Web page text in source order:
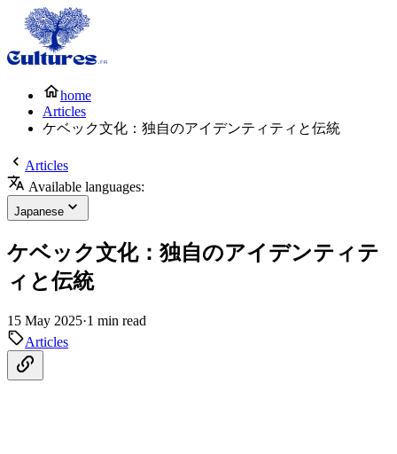
home
Articles
ケベック文化：独自のアイデンティティと伝統
Articles
Available languages:
Japanese
ケベック文化：独自のアイデンティテ
ィと伝統
15 May 2025·1 min read
Articles